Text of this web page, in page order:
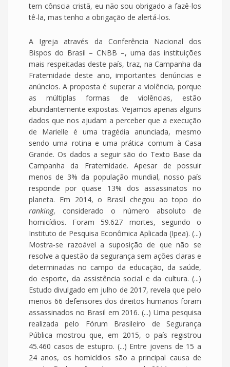
tem cônscia cristã, eu não sou obrigado a fazê-los
tê-la, mas tenho a obrigação de alertá-los.
A Igreja através da Conferência Nacional dos
Bispos do Brasil – CNBB –, uma das instituições
mais respeitadas deste país, traz, na Campanha da
Fraternidade deste ano, importantes denúncias e
anúncios. A proposta é superar a violência, porque
as múltiplas formas de violências, estão
abundantemente expostas. Vejamos apenas alguns
dados que nos ajudam a perceber que a execução
de Marielle é uma tragédia anunciada, mesmo
sendo uma rotina e uma prática comum à Casa
Grande. Os dados a seguir são do Texto Base da
Campanha da Fraternidade. Apesar de possuir
menos de 3% da população mundial, nosso país
responde por quase 13% dos assassinatos no
planeta. Em 2014, o Brasil chegou ao topo do
ranking, considerado o número absoluto de
homicídios. Foram 59.627 mortes, segundo o
Instituto de Pesquisa Econômica Aplicada (Ipea). (...)
Mostra-se razoável a suposição de que não se
resolve a questão da segurança sem ações claras e
determinadas no campo da educação, da saúde,
do esporte, da assistência social e da cultura. (...)
Estudo divulgado em julho de 2017, revela que pelo
menos 66 defensores dos direitos humanos foram
assassinados no Brasil em 2016. (...) Uma pesquisa
realizada pelo Fórum Brasileiro de Segurança
Pública mostrou que, em 2015, o país registrou
45.460 casos de estupro. (...) Entre jovens de 15 a
24 anos, os homicídios são a principal causa de